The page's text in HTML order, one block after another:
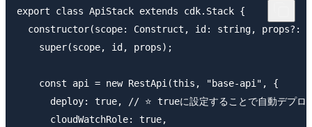
export class ApiStack extends cdk.Stack {
constructor(scope: Construct, id: string, props?:
    super(scope, id, props);
    const api = new RestApi(this, "base-api", {
deploy: true, // ⭐ trueに設定することで自動デプロ
      cloudWatchRole: true,